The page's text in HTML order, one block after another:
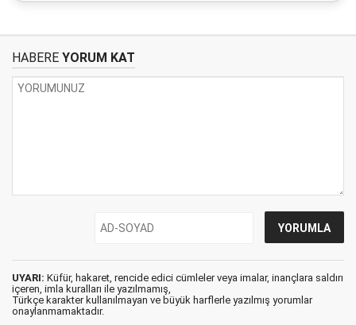
HABERE YORUM KAT
UYARI: Küfür, hakaret, rencide edici cümleler veya imalar, inançlara saldırı
içeren, imla kuralları ile yazılmamış,
Türkçe karakter kullanılmayan ve büyük harflerle yazılmış yorumlar
onaylanmamaktadır.